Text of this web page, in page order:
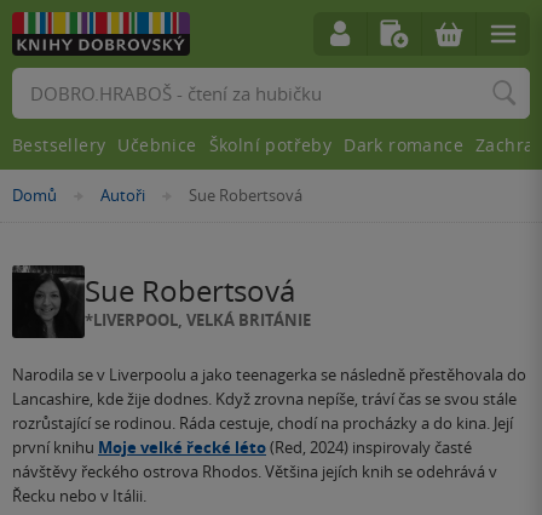
Nacházíte
Domů »Autoři »
Sue Robertsová
Sue Robertsová
*LIVERPOOL, VELKÁ BRITÁNIE
Narodila se v Liverpoolu a jako teenagerka se následně přestěhovala do
Lancashire, kde žije dodnes. Když zrovna nepíše, tráví čas se svou stále
rozrůstající se rodinou. Ráda cestuje, chodí na procházky a do kina. Její
první knihu Moje velké řecké léto(Red, 2024) inspirovaly časté
návštěvy řeckého ostrova Rhodos. Většina jejích knih se odehrává v
Řecku nebo v Itálii.
Vyhledávání
Bestsellery Učebnice Školní potřeby Dark romance